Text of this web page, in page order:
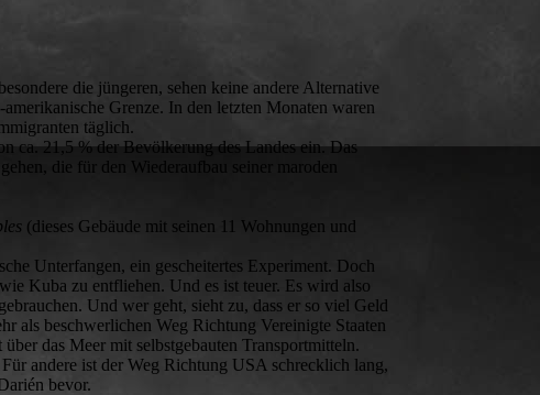
die jüngeren, sehen keine andere Alternative
Grenze. In den letzten Monaten waren
täglich.
ca. 21,5 % der Bevölkerung des Landes ein. Das
die für den Wiederaufbau seiner maroden
(dieses Gebäude mit seinen 11 Wohnungen und
Unterfangen, ein gescheitertes Experiment. Doch
Kuba zu entfliehen. Und es ist teuer. Es wird also
Und wer geht, sieht zu, dass er so viel Geld
als beschwerlichen Weg Richtung Vereinigte Staaten
das Meer mit selbstgebauten Transportmitteln.
andere ist der Weg Richtung USA schrecklich lang,
bevor.